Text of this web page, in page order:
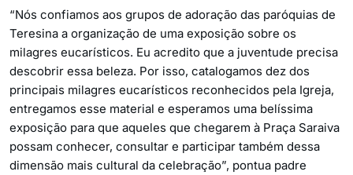
“Nós confiamos aos grupos de adoração das paróquias de
Teresina a organização de uma exposição sobre os
milagres eucarísticos. Eu acredito que a juventude precisa
descobrir essa beleza. Por isso, catalogamos dez dos
principais milagres eucarísticos reconhecidos pela Igreja,
entregamos esse material e esperamos uma belíssima
exposição para que aqueles que chegarem à Praça Saraiva
possam conhecer, consultar e participar também dessa
dimensão mais cultural da celebração”, pontua padre